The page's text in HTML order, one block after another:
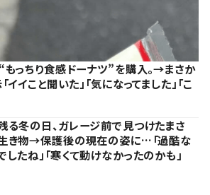
っちり食感ドーナツ”を購入。→まさか
イこと聞いた」「気になってました」「こ
る冬の日、ガレージ前で見つけたまさ
き物→保護後の現在の姿に…「過酷な
したね」「寒くて動けなかったのかも」